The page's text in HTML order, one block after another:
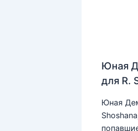
Юная
для R.
Юная